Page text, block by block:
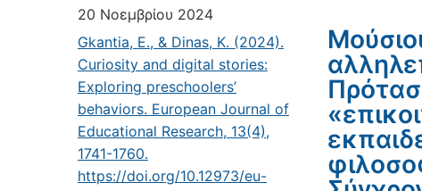
20 Νοεμβρίου 2024
Gkantia, E., & Dinas, K. (2024).
Curiosity and digital stories:
Exploring preschoolers’
behaviors. European Journal of
Educational Research, 13(4),
1741-1760.
https://doi.org/10.12973/eu-